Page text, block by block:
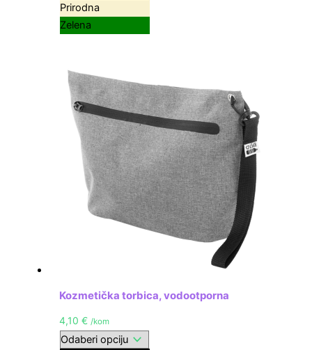
Prirodna
Zelena
Kozmetička torbica, vodootporna
4,10€ /kom